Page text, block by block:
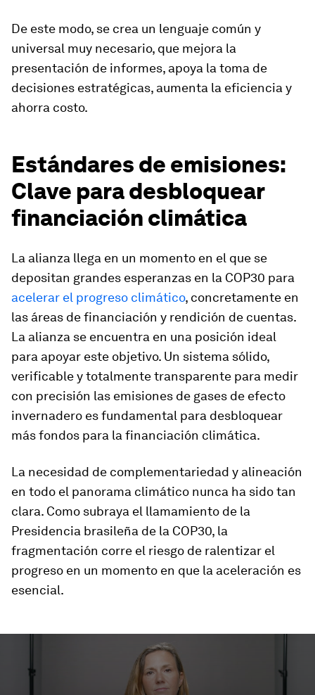
De este modo, se crea un lenguaje común y
universal muy necesario, que mejora la
presentación de informes, apoya la toma de
decisiones estratégicas, aumenta la eficiencia y
ahorra costo.
Estándares de emisiones:
Clave para desbloquear
financiación climática
La alianza llega en un momento en el que se
depositan grandes esperanzas en la COP30 para
acelerar el progreso climático, concretamente en
las áreas de financiación y rendición de cuentas.
La alianza se encuentra en una posición ideal
para apoyar este objetivo. Un sistema sólido,
verificable y totalmente transparente para medir
con precisión las emisiones de gases de efecto
invernadero es fundamental para desbloquear
más fondos para la financiación climática.
La necesidad de complementariedad y alineación
en todo el panorama climático nunca ha sido tan
clara. Como subraya el llamamiento de la
Presidencia brasileña de la COP30, la
fragmentación corre el riesgo de ralentizar el
progreso en un momento en que la aceleración es
esencial.